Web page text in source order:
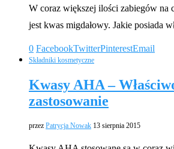
W coraz większej ilości zabiegów na
jest kwas migdałowy. Jakie posiada
0 FacebookTwitterPinterestEmail
Składniki kosmetyczne
Kwasy AHA –
zastosowanie
przez Patrycja Nowak 13 sierpnia 2015